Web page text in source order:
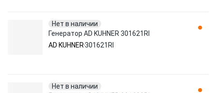
Нет в наличии
Генератор AD KUHNER 301621RI
AD KUHNER301621RI
Нет в наличии